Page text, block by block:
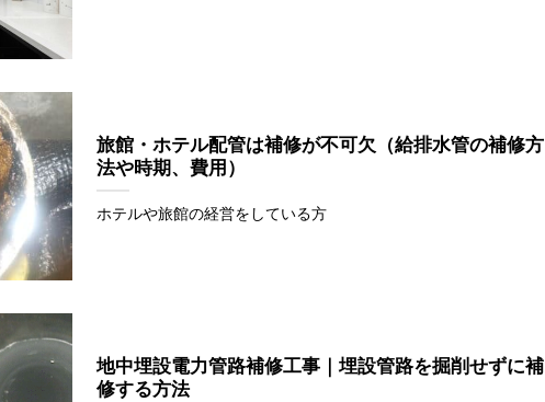
旅館・ホテル配管は補修が不可欠（給排水管の補修方
法や時期、費用）
ホテルや旅館の経営をしている方
地中埋設電力管路補修工事｜埋設管路を掘削せずに補
修する方法